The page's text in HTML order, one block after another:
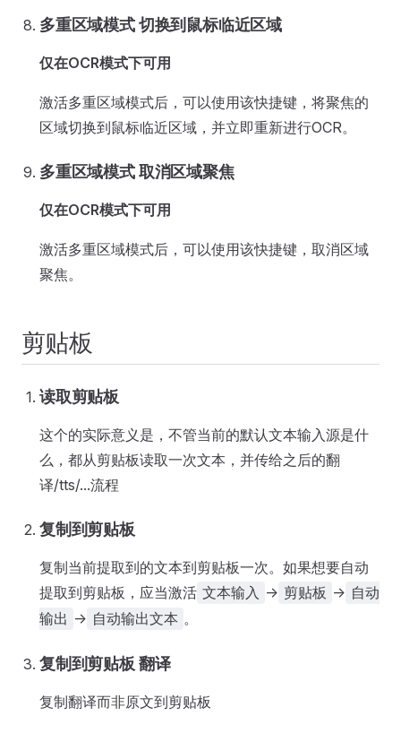
多重区域模式 切换到鼠标临近区域
仅在OCR模式下可用
激活多重区域模式后，可以使用该快捷键，将聚焦的
区域切换到鼠标临近区域，并立即重新进行OCR。
多重区域模式 取消区域聚焦
仅在OCR模式下可用
激活多重区域模式后，可以使用该快捷键，取消区域
聚焦。
剪贴板
读取剪贴板
这个的实际意义是，不管当前的默认文本输入源是什
么，都从剪贴板读取一次文本，并传给之后的翻
译/tts/...流程
复制到剪贴板
复制当前提取到的文本到剪贴板一次。如果想要自动
提取到剪贴板，应当激活 文本输入 -> 剪贴板 -> 自动
输出 -> 自动输出文本 。
复制到剪贴板 翻译
复制翻译而非原文到剪贴板